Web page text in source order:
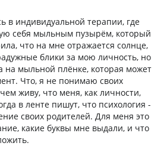
в индивидуальной терапии, где
себя мыльным пузырём, который
что на мне отражается солнце,
блики за мою личность, но
на мыльной плёнке, которая может
Что, я не понимаю своих
живу, что меня, как личности,
в ленте пишут, что психология -
своих родителей. Для меня это
какие буквы мне выдали, и что